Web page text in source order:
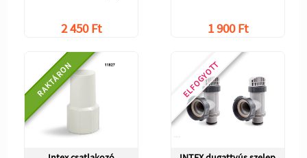
2 450 Ft 1 900 Ft
RAKTÁRON ELFOGYOTT